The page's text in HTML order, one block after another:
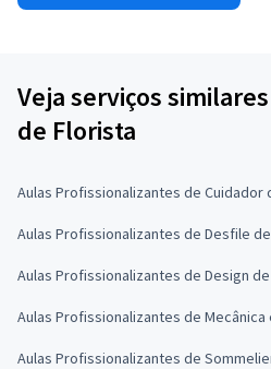
Veja serviços
de Florista
Aulas Profissionalizantes de Cuidador
Aulas Profissionalizantes de Desfile
Aulas Profissionalizantes de Design
Aulas Profissionalizantes de Mecânica
Aulas Profissionalizantes de